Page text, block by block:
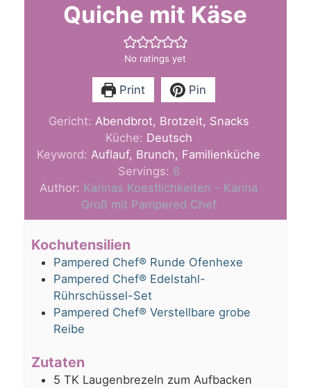
Quiche mit Käse
No ratings yet
Print Pin
Gericht: Abendbrot, Brotzeit, Snacks
Küche: Deutsch
Keyword:Auflauf, Brunch, Familienküche
Servings: 6
Author: Karinas Koestlichkeiten - Karina
Groß mit Pampered Chef
Kochutensilien
Pampered Chef® Runde Ofenhexe
Pampered Chef® Edelstahl-
Rührschüssel-Set
Pampered Chef® Verstellbare grobe
Reibe
Zutaten
5 TK Laugenbrezeln zum Aufbacken